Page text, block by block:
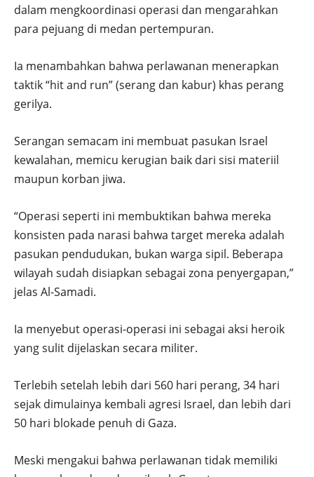
dalam mengkoordinasi operasi dan mengarahkan
para pejuang di medan pertempuran.
Ia menambahkan bahwa perlawanan menerapkan
taktik “hit and run” (serang dan kabur) khas perang
gerilya.
Serangan semacam ini membuat pasukan Israel
kewalahan, memicu kerugian baik dari sisi materiil
maupun korban jiwa.
“Operasi seperti ini membuktikan bahwa mereka
konsisten pada narasi bahwa target mereka adalah
pasukan pendudukan, bukan warga sipil. Beberapa
wilayah sudah disiapkan sebagai zona penyergapan,”
jelas Al-Samadi.
Ia menyebut operasi-operasi ini sebagai aksi heroik
yang sulit dijelaskan secara militer.
Terlebih setelah lebih dari 560 hari perang, 34 hari
sejak dimulainya kembali agresi Israel, dan lebih dari
50 hari blokade penuh di Gaza.
Meski mengakui bahwa perlawanan tidak memiliki